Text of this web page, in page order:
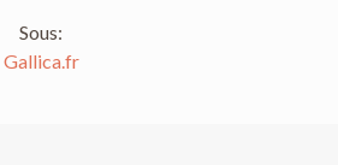
Sous:
Gallica.fr